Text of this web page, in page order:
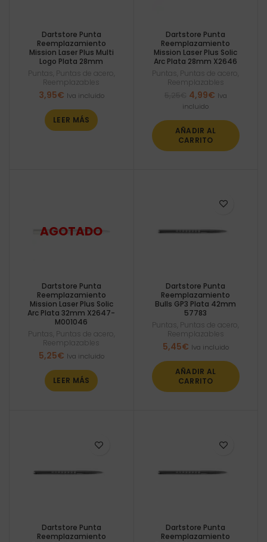
Dartstore Punta
Reemplazamiento
Mission Laser Plus Multi
Logo Plata 28mm
Puntas Puntas de acero
Reemplazables
3,95€ Iva incluido
LEER MÁS
Dartstore Punta
Reemplazamiento
Mission Laser Plus Solic
Arc Plata 28mm X2646
Puntas Puntas de acero
Reemplazables
El
precio
era:
5,25€.
4,99€El
4,99€.
Iva
incluido
AÑADIR AL
CARRITO
Dartstore Punta
Reemplazamiento
Mission Laser Plus Solic
Arc Plata 32mm X2647-
M001046
Puntas Puntas de acero
Reemplazables
5,25€ Iva incluido
LEER MÁS
Dartstore Punta
Reemplazamiento
Bulls GP3 Plata 42mm
57783
Puntas Puntas de acero
Reemplazables
5,45€ Iva incluido
AÑADIR AL
CARRITO
Dartstore Punta
Reemplazamiento
Dartstore Punta
Reemplazamiento